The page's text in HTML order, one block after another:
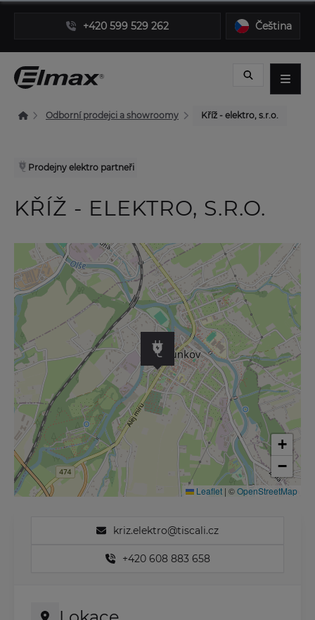
+420 599 529 262 Čeština
Odborní prodejci a showroomy Kříž - elektro, s.r.o.
Prodejny elektro partneři
KŘÍŽ - ELEKTRO, S.R.O.
kriz.elektro@tiscali.cz
+420 608 883 658
+
−
Leaflet | ©OpenStreetMap